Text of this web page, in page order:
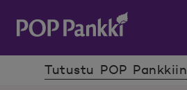
POP Pankki, etusivulle
Tutustu POP Pankkiin